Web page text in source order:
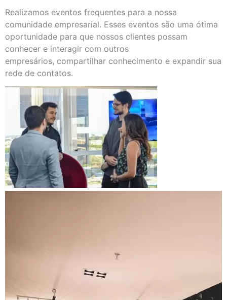
Realizamos eventos frequentes para a nossa
comunidade empresarial. Esses eventos são uma ótima
oportunidade para que nossos clientes possam
conhecer e interagir com outros
empresários, compartilhar conhecimento e expandir sua
rede de contatos.